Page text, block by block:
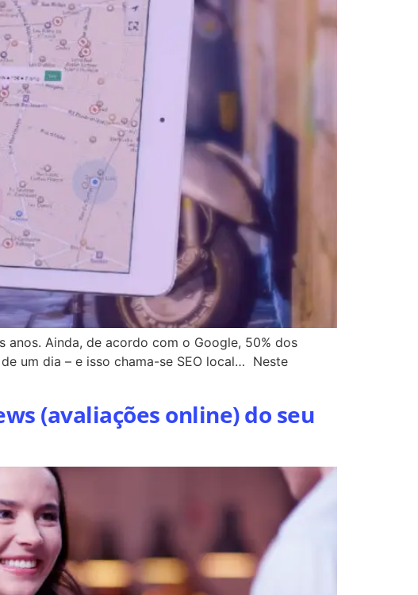
anos. Ainda, de acordo com o Google, 50% dos
um dia – e isso chama-se SEO local… Neste
(avaliações online) do seu